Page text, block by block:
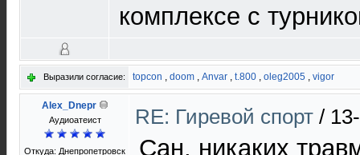
комплексе с
Выразили согласие: topcon , doom , Anvar , t.800 , oleg2005 , vigor
Alex_Dnepr
Aудиоатеист
Откуда: Днепропетровск
RE: Гиревой спорт /
Сан, никаких